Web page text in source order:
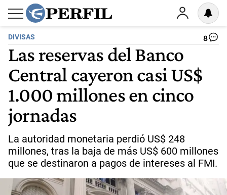
DIVISAS 8
Las reservas del Banco
Central cayeron casi US$
1.000 millones en cinco
jornadas
La autoridad monetaria perdió US$ 248
millones, tras la baja de más US$ 600 millones
que se destinaron a pagos de intereses al FMI.